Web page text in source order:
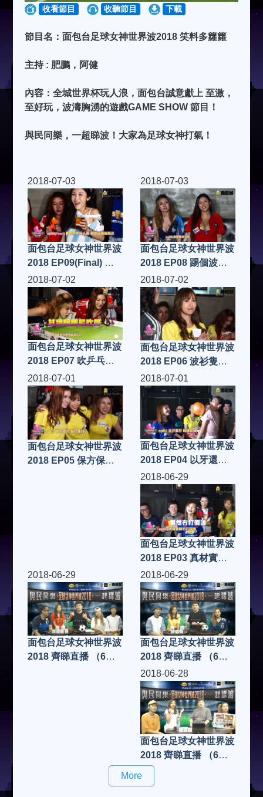
收看節目 收聽節目 下載
節目名：面包台足球女神世界波2018 笑料多籮籮
主持 : 肥鵬，阿健
內容：全城世界杯玩人浪，面包台誠意獻上 至激，
至好玩，波濤胸湧的遊戲GAME SHOW 節目！
與民同樂，一超睇波！大家為足球女神打氣！
2018-07-03
面包台足球女神世界波
2018 EP09(Final) 世
界波玩人浪 你唔死就
返到屋企！ FIFA19
2018-07-03
面包台足球女神世界波
2018 EP08 踢個波落
火坑 FIFA19
2018-07-02
面包台足球女神世界波
2018 EP07 吹乒乓世
界杯2018 FIFA19
2018-07-02
面包台足球女神世界波
2018 EP06 波衫隻抽
隻 FIFA19
2018-07-01
面包台足球女神世界波
2018 EP05 保方保方
2018-07-01
面包台足球女神世界波
2018 EP04 以牙還牙
以波控波 FIFA19
2018-06-29
面包台足球女神世界波
2018 EP03 真材實料
冇打假波 FIFA19
2018-06-29
面包台足球女神世界波
2018 齊睇直播 （6月
2018-06-29
面包台足球女神世界波
2018 齊睇直播 （6月
28日）
2018-06-28
面包台足球女神世界波
2018 齊睇直播 （6月
28日）
More